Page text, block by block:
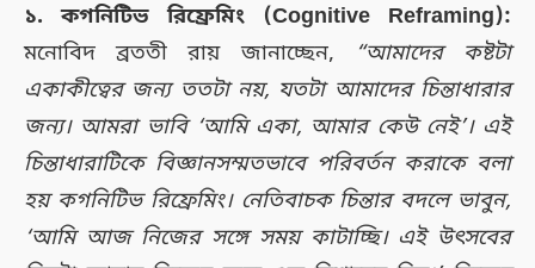
১. কগনিটিভ রিফ্রেমিং (Cognitive Reframing):
মনোবিদ ব্রততী রায় জানাচ্ছেন,
“আমাদের কষ্টটা
একাকীত্বের জন্য ততটা নয়, যতটা আমাদের চিন্তাধারার
জন্য। আমরা ভাবি ‘আমি একা, আমার কেউ নেই’। এই
চিন্তাধারাটিকে বিজ্ঞানসম্মতভাবে পরিবর্তন করাকে বলা
হয় কগনিটিভ রিফ্রেমিং। নেতিবাচক চিন্তার বদলে ভাবুন,
‘আমি আজ নিজের সঙ্গে সময় কাটাচ্ছি। এই উৎসবের